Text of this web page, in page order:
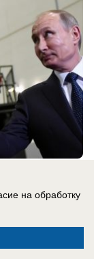
Вучич
и
на обработку